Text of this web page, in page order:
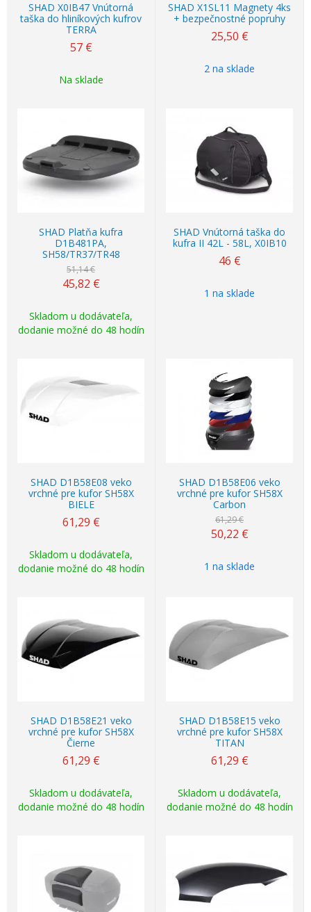
SHAD X0IB47 Vnútorná
taška do hliníkových kufrov
TERRA
57 €
Na sklade
SHAD X1SL11 Magnety 4ks
+ bezpečnostné popruhy
25,50 €
2 na sklade
SHAD Platňa kufra
D1B481PA,
SH58/TR37/TR48
51,14 €
45,82 €
Skladom u dodávateľa,
dodanie možné do 48 hodín
SHAD Vnútorná taška do
kufra II 42L - 58L, X0IB10
46 €
1 na sklade
SHAD D1B58E08 veko
vrchné pre kufor SH58X
BIELE
61,29 €
Skladom u dodávateľa,
dodanie možné do 48 hodín
-18%
SHAD D1B58E06 veko
vrchné pre kufor SH58X
Carbon
61,29 €
50,22 €
1 na sklade
SHAD D1B58E21 veko
vrchné pre kufor SH58X
Čierne
61,29 €
Skladom u dodávateľa,
dodanie možné do 48 hodín
SHAD D1B58E15 veko
vrchné pre kufor SH58X
TITAN
61,29 €
Skladom u dodávateľa,
dodanie možné do 48 hodín